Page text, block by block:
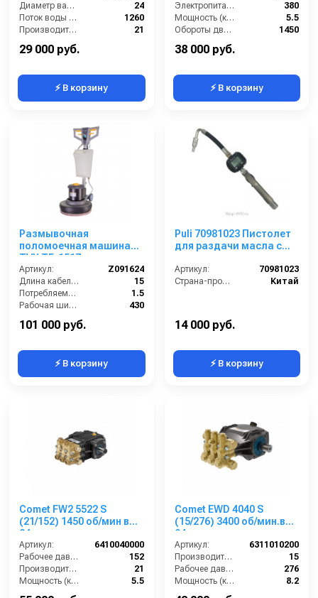
Диаметр вала (мм):
24
Поток воды (л/час):
1260
Производительность (л/мин):
21
Давление (бар):
29 000 руб.
⚡ В корзину
Электропитание (В):
380
Мощность (кВт):
5.5
Обороты двигателя (об/мин):
1450
38 000 руб.
⚡ В корзину
Размывочная
поломоечная машина
TVX TF-1517
Артикул:
Z091624
Длина кабеля (м):
15
Потребляемая мощность (кВт):
1.5
Рабочая ширина (мм):
430
101 000 руб.
⚡ В корзину
Puli 70981023 Пистолет
для раздачи масла с
счетчиком
Артикул:
70981023
Страна-производитель:
Китай
14 000 руб.
⚡ В корзину
Comet FW2 5522 S
(21/152) 1450 об/мин вал
24мм
Артикул:
6410040000
Рабочее давление (бар):
152
Производительность (л/мин):
21
Мощность (кВт):
5.5
Comet EWD 4040 S
(15/276) 3400 об/мин.вал
24 мм
Артикул:
6311010200
Производительность (л/мин):
15
Рабочее давление (бар):
276
Мощность (кВт):
8.2